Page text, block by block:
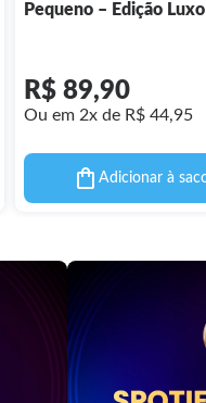
Pequeno – Edição Luxo
R$ 89,90
Ou em 2x de R$ 44,95
Adicionar à